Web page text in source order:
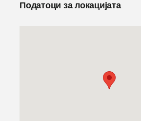
Податоци за локацијата